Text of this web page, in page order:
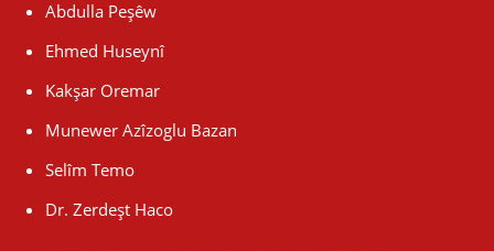
Abdulla Peşêw
Ehmed Huseynî
Kakşar Oremar
Munewer Azîzoglu Bazan
Selîm Temo
Dr. Zerdeşt Haco